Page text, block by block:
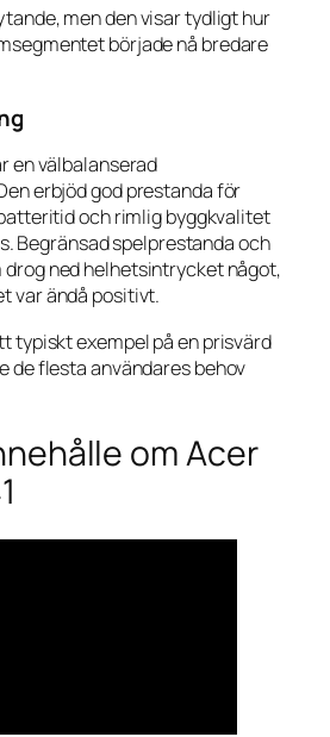
men den visar tydligt hur
började nå bredare
en välbalanserad
erbjöd god prestanda för
och rimlig byggkvalitet
Begränsad spelprestanda och
drog ned helhetsintrycket något,
var ändå positivt.
typiskt exempel på en prisvärd
de flesta användares behov
om Acer